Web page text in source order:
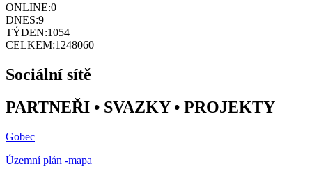
ONLINE:0
DNES:9
TÝDEN:1054
CELKEM:1248060
Sociální sítě
PARTNEŘI • SVAZKY • PROJEKTY
Gobec
Územní plán -mapa